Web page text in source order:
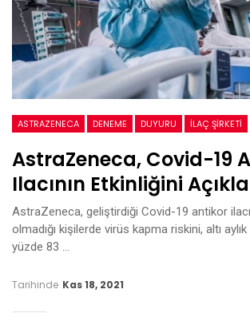
ASTRAZENECA DENEME DUYURU İLAÇ ŞIRKETI
AstraZeneca, Covid-19
Ilacının Etkinliğini
AstraZeneca, geliştirdiği Covid-19 antikor
olmadığı kişilerde virüs kapma riskini, altı
yüzde 83 …
Tarihinde Kas 18, 2021